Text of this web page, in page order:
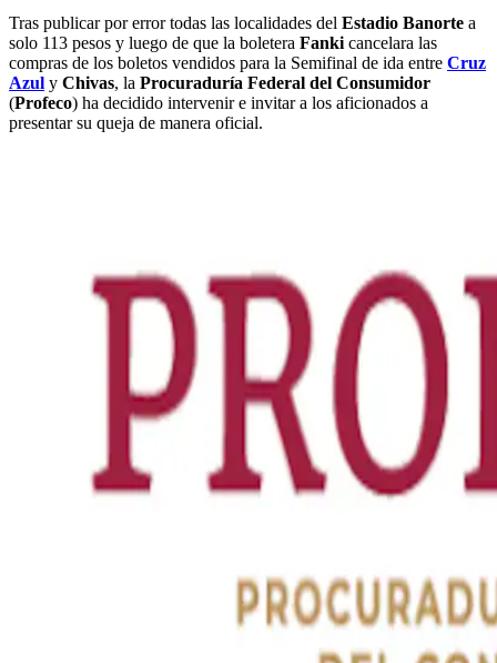
Tras publicar por error todas las localidades del Estadio Banorte a
solo 113 pesos y luego de que la boletera Fanki cancelara las
compras de los boletos vendidos para la Semifinal de ida entre Cruz
Azul y Chivas, la Procuraduría Federal del Consumidor
(Profeco) ha decidido intervenir e invitar a los aficionados a
presentar su queja de manera oficial.